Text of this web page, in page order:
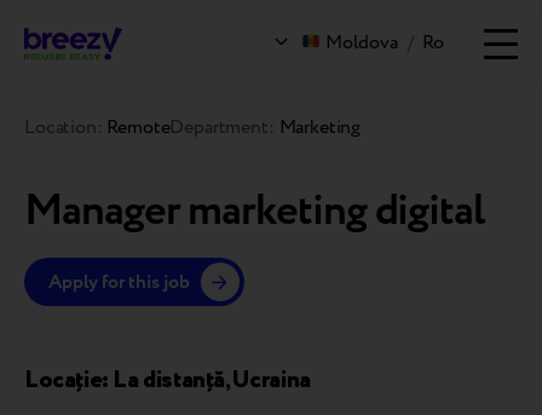
Moldova / Ro
Location: RemoteDepartment: Marketing
Manager marketing digital
Apply for this job
Locație: La distanță,Ucraina